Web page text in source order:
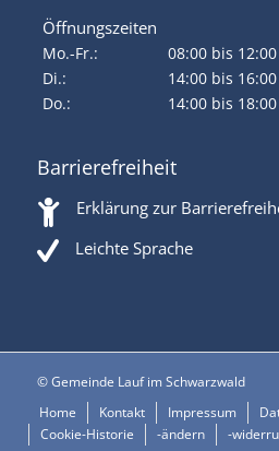
Öffnungszeiten
Mo.-Fr.:
08:00 bis
Di.:
14:00 bis
Do.:
14:00 bis
Barrierefreiheit
Erklärung zur
Leichte Sprache
© Gemeinde Lauf im Schwarzwald
Home
Kontakt Impressum
Cookie-Historie
-ändern -